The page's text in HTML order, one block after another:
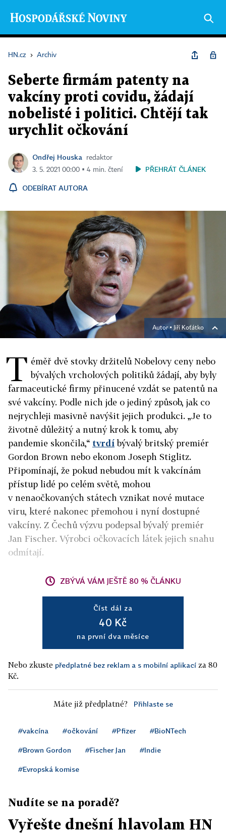
HN.cz › Archiv
Seberte firmám patenty na
vakcíny proti covidu, žádají
nobelisté i politici. Chtějí tak
urychlit očkování
Ondřej Houska
redaktor
3. 5. 2021 00:00 ▪ 4 min. čtení
PŘEHRÁT ČLÁNEK
ODEBÍRAT AUTORA
Autor ▪ Jiří Koťátko
T éměř dvě stovky držitelů Nobelovy ceny nebo
bývalých vrcholových politiků žádají, aby byly
farmaceutické firmy přinucené vzdát se patentů na
své vakcíny. Podle nich jde o jediný způsob, jak co
nejrychleji masivně navýšit jejich produkci. „Je to
životně důležitý a nutný krok k tomu, aby
pandemie skončila,“ tvrdíbývalý britský premiér
Gordon Brown nebo ekonom Joseph Stiglitz.
Připomínají, že pokud nebudou mít k vakcínám
přístup lidé po celém světě, mohou
v nenaočkovaných státech vznikat nové mutace
viru, které nakonec přemohou i nyní dostupné
vakcíny. Z Čechů výzvu podepsal bývalý premiér
Jan Fischer. Výrobci očkovacích látek jejich snahu
odmítají.
ZBÝVÁ VÁM JEŠTĚ 80 % ČLÁNKU
Číst dál za
40 Kč
na první dva měsíce
Nebo zkuste předplatné bez reklam a s mobilní aplikací za 80
Kč.
Máte již předplatné? Přihlaste se
#vakcína #očkování #Pfizer #BioNTech
#Brown Gordon #Fischer Jan #Indie
#Evropská komise
Nudíte se na poradě?
Vyřešte dnešní hlavolam HN